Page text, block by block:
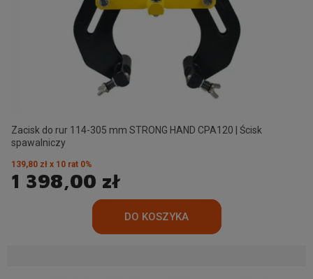
Zacisk do rur 114-305 mm STRONG HAND CPA120 | Ścisk
spawalniczy
1 398,00 zł
139,80 zł x 10 rat 0%